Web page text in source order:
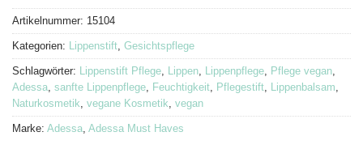
Artikelnummer: 15104
Kategorien: Lippenstift Gesichtspflege
Schlagwörter: Lippenstift Pflege Lippen Lippenpflege Pflege vegan
Adessa sanfte Lippenpflege Feuchtigkeit Pflegestift Lippenbalsam
Naturkosmetik vegane Kosmetik vegan
Marke: Adessa Adessa Must Haves